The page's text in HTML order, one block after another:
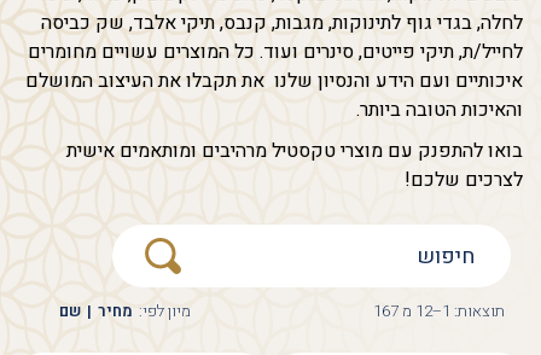
לחלה, בגדי גוף לתינוקות, מגבות, קנבס, תיקי אלבד, שק כביסה
לחייל/ת, תיקי פייטים, סינרים ועוד. כל המוצרים עשויים מחומרים
איכותיים ועם הידע והנסיון שלנו את תקבלו את העיצוב המושלם
והאיכות הטובה ביותר.
בואו להתפנק עם מוצרי טקסטיל מרהיבים ומותאמים אישית
לצרכים שלכם!
תוצאות: 1–12 מ 167 מיון לפי: מחיר | שם